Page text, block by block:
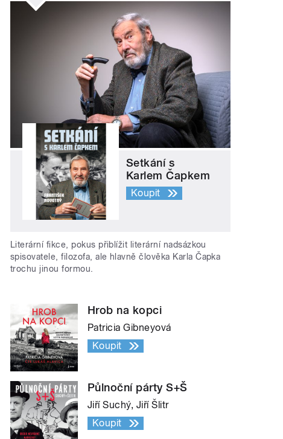
Setkání s
Karlem Čapkem
Koupit
Literární fikce, pokus přiblížit literární nadsázkou
spisovatele, filozofa, ale hlavně člověka Karla Čapka
trochu jinou formou.
Hrob na kopci
Patricia Gibneyová
Koupit
Půlnoční párty S+Š
Jiří Suchý, Jiří Šlitr
Koupit